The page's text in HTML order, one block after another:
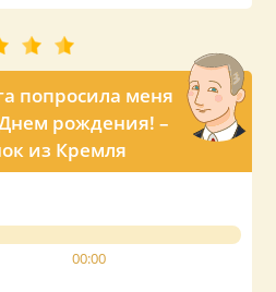
попросила меня
рождения! –
из Кремля
00:00